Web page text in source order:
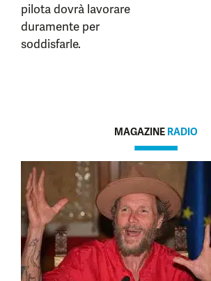
pilota dovrà lavorare
duramente per
soddisfarle.
MAGAZINE RADIO